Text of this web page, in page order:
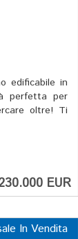
edificabile in
perfetta per
oltre! Ti
EUR
In Vendita